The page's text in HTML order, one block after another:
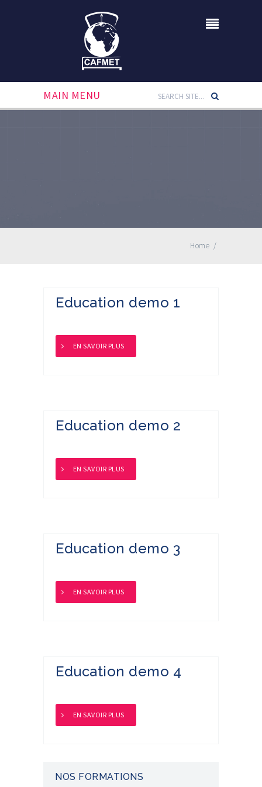
MAIN MENU
Home /
Education demo 1
EN SAVOIR PLUS
Education demo 2
EN SAVOIR PLUS
Education demo 3
EN SAVOIR PLUS
Education demo 4
EN SAVOIR PLUS
NOS FORMATIONS